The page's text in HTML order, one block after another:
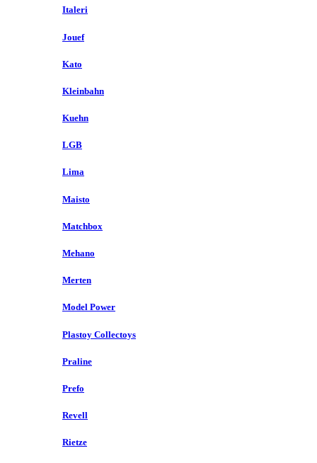
Italeri
Jouef
Kato
Kleinbahn
Kuehn
LGB
Lima
Maisto
Matchbox
Mehano
Merten
Model Power
Plastoy Collectoys
Praline
Prefo
Revell
Rietze